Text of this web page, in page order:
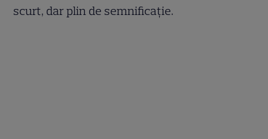
scurt, dar plin de semnificație.